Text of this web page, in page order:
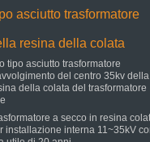
asciutto trasformatore
resina della colata
tipo asciutto trasformatore
del centro 35kv della
della colata del trasformatore
a secco in resina
installazione interna 11~35kV